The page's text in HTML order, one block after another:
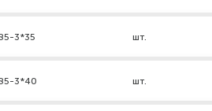
3*35 шт.
3*40 шт.